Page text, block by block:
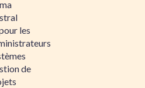
les
de